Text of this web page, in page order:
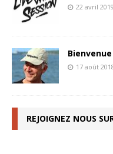
22 avril 2019
17 août
REJOIGNEZ NOUS